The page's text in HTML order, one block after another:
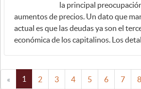
la principal
aumentos de precios. Un dato que
actual es que las deudas ya son el
económica de los capitalinos. Los
« 1 2 3 4 5 6 7 8